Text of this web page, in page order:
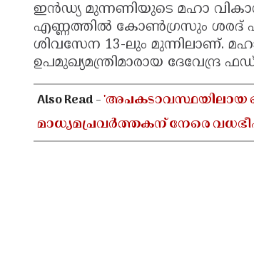
ഇൻഡ്യ മുന്നണിയുടെ മഹാ വികാസ്
എണ്ണത്തിൽ കോൺഗ്രസും ശരദ്
ശിവസേന 13-ലും മുന്നിലാണ്.
ഉപമുഖ്യമന്ത്രിമാരായ
Also Read -'അപകടാവസ്ഥയിലായ
മാധ്യമപ്രവർത്തകന് നേരെ